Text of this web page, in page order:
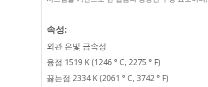
속성:
외관 은빛 금속성
융점 1519 K (1246 ° C, 2275 ° F)
끓는점 2334 K (2061 ° C, 3742 ° F)